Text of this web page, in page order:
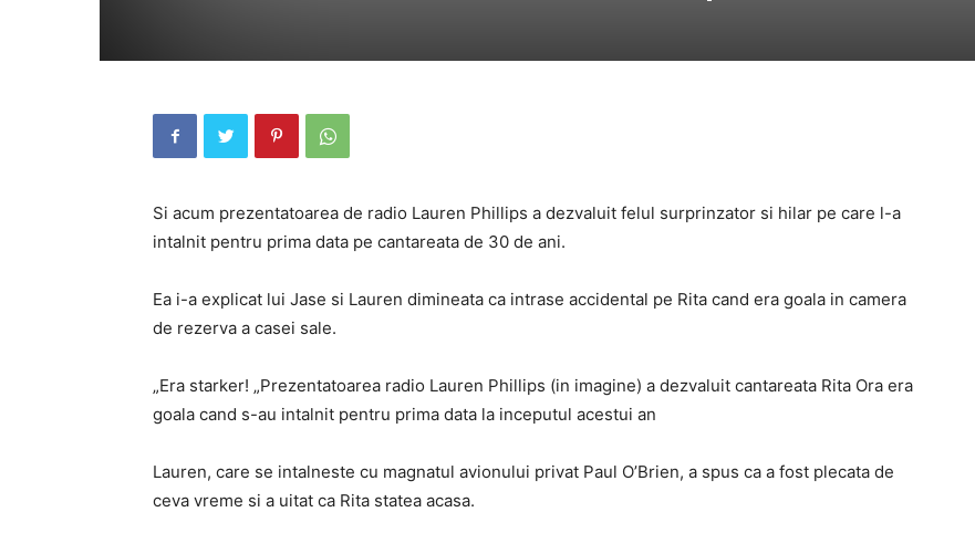
Si acum prezentatoarea de radio Lauren Phillips a dezvaluit felul surprinzator si hilar pe care l-a
intalnit pentru prima data pe cantareata de 30 de ani.
Ea i-a explicat lui Jase si Lauren dimineata ca intrase accidental pe Rita cand era goala in camera
de rezerva a casei sale.
„Era starker! „Prezentatoarea radio Lauren Phillips (in imagine) a dezvaluit cantareata Rita Ora era
goala cand s-au intalnit pentru prima data la inceputul acestui an
Lauren, care se intalneste cu magnatul avionului privat Paul O’Brien, a spus ca a fost plecata de
ceva vreme si a uitat ca Rita statea acasa.